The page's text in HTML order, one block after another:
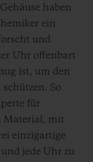
haben
ein
und
Uhr offenbart
ist, um den
So
für
Material, mit
einzigartige
jede Uhr zu